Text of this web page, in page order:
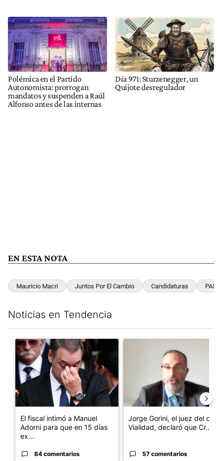
Polémica en el Partido
Autonomista: prorrogan
mandatos y suspenden a Raúl
Alfonso antes de las internas
Día 971: Sturzenegger, un
Quijote desregulador
EN ESTA NOTA
Mauricio Macri Juntos Por El Cambio Candidaturas
Noticias en Tendencia
Un artículo de tendencia con el título "El fiscal intimó a
El fiscal intimó a Manuel
Adorni para que en 15 días
ex...
84 comentarios
Jorge Gorini, el juez del caso
Vialidad, declaró que Cr...
57 comentarios